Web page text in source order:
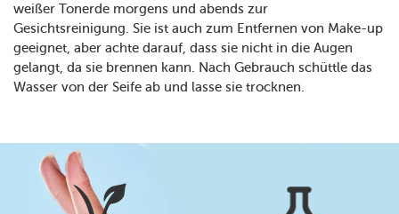
weißer Tonerde morgens und abends zur
Gesichtsreinigung. Sie ist auch zum Entfernen von Make-up
geeignet, aber achte darauf, dass sie nicht in die Augen
gelangt, da sie brennen kann. Nach Gebrauch schüttle das
Wasser von der Seife ab und lasse sie trocknen.